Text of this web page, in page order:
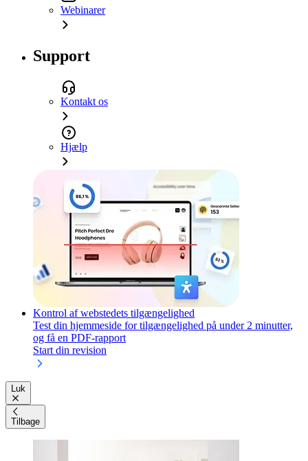
Webinarer
Support
Kontakt os
Hjælp
Kontrol af webstedets tilgængelighed
Test din hjemmeside for tilgængelighed på under 2 minutter,
og få en PDF-rapport
Start din revision
Luk
Tilbage